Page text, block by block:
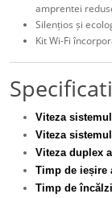
amprentei
Silențios și
Kit Wi-Fi
Viteza
Viteza
Viteza duplex
Timp de ieșire
Timp de